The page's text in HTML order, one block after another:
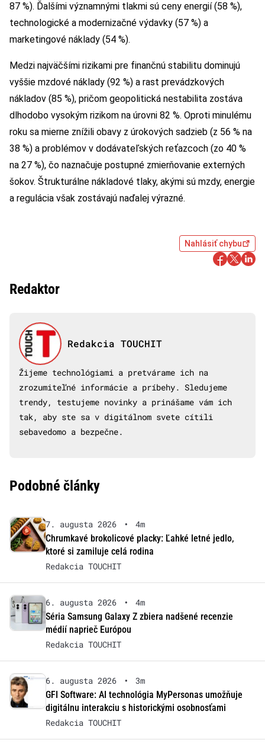
87 %). Ďalšími významnými tlakmi sú ceny energií (58 %),
technologické a modernizačné výdavky (57 %) a
marketingové náklady (54 %).
Medzi najväčšími rizikami pre finančnú stabilitu dominujú
vyššie mzdové náklady (92 %) a rast prevádzkových
nákladov (85 %), pričom geopolitická nestabilita zostáva
dlhodobo vysokým rizikom na úrovni 82 %. Oproti minulému
roku sa mierne znížili obavy z úrokových sadzieb (z 56 % na
38 %) a problémov v dodávateľských reťazcoch (zo 40 %
na 27 %), čo naznačuje postupné zmierňovanie externých
šokov. Štrukturálne nákladové tlaky, akými sú mzdy, energie
a regulácia však zostávajú naďalej výrazné.
Nahlásiť chybu
Redaktor
Redakcia TOUCHIT
Žijeme technológiami a pretvárame ich na
zrozumiteľné informácie a príbehy. Sledujeme
trendy, testujeme novinky a prinášame vám ich
tak, aby ste sa v digitálnom svete cítili
sebavedomo a bezpečne.
Podobné články
7. augusta 2026 •
4m
Chrumkavé brokolicové placky: Ľahké letné jedlo,
ktoré si zamiluje celá rodina
Redakcia TOUCHIT
6. augusta 2026 •
4m
Séria Samsung Galaxy Z zbiera nadšené recenzie
médií naprieč Európou
Redakcia TOUCHIT
6. augusta 2026 •
3m
GFI Software: AI technológia MyPersonas umožňuje
digitálnu interakciu s historickými osobnosťami
Redakcia TOUCHIT